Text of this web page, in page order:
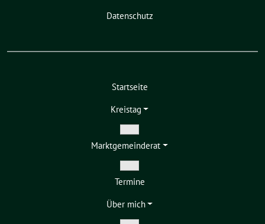
Datenschutz
Startseite
Kreistag
Zeige
Untermenü
Markt­gemeinderat
Zeige
Untermenü
Termine
Über mich